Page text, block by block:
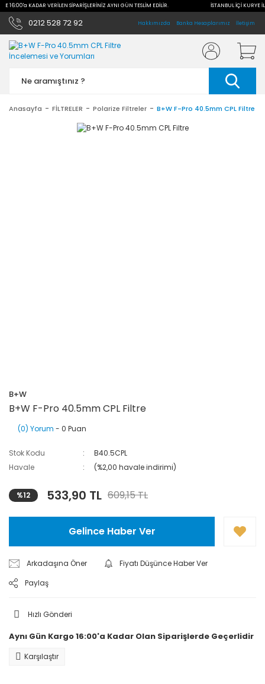
16:00'a KADAR VERİLEN SİPARİŞLERİNİZ AYNI GÜN TESLİM EDİLİR. İSTANBUL İÇİ KURYE
0212 528 72 92 Hakkımızda Banka Hesaplarımız İletişim
Anasayfa FİLTRELER Polarize Filtreler B+W F-Pro 40.5mm CPL Filtre
B+W
B+W F-Pro 40.5mm CPL Filtre
(0) Yorum - 0 Puan
Stok Kodu
B40.5CPL
Havale
(%2,00 havale indirimi)
%12 533,90 TL 609,15 TL
Gelince Haber Ver
Arkadaşına Öner
Fiyatı Düşünce Haber Ver
Paylaş
Hızlı Gönderi
Aynı Gün Kargo 16:00'a Kadar Olan Siparişlerde Geçerlidir
Karşılaştır